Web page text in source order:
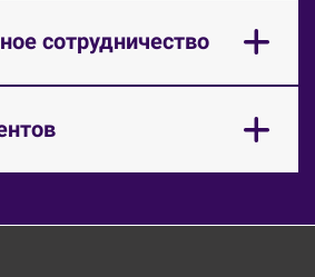
сотрудничество